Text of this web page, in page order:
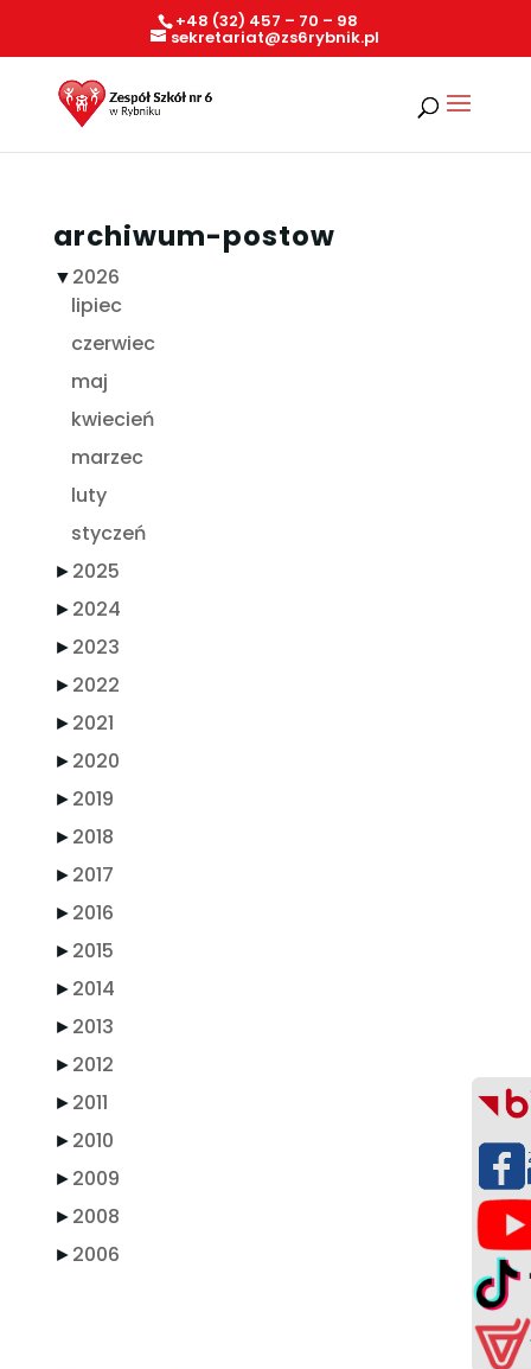
+48 (32) 457 – 70 – 98
sekretariat@zs6rybnik.pl
archiwum-postow
▼2026
lipiec
czerwiec
maj
kwiecień
marzec
luty
styczeń
►2025
►2024
►2023
►2022
►2021
►2020
►2019
►2018
►2017
►2016
►2015
►2014
►2013
►2012
►2011
►2010
►2009
►2008
►2006